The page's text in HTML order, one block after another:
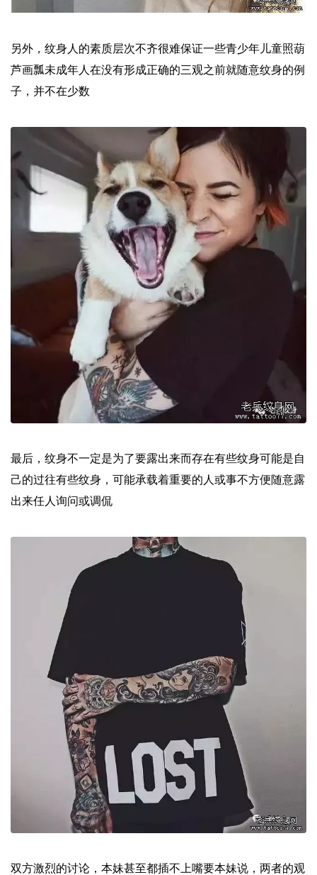
另外，纹身人的素质层次不齐很难保证一些青少年儿童照葫
芦画瓢未成年人在没有形成正确的三观之前就随意纹身的例
子，并不在少数
最后，纹身不一定是为了要露出来而存在有些纹身可能是自
己的过往有些纹身，可能承载着重要的人或事不方便随意露
出来任人询问或调侃
双方激烈的讨论，本妹甚至都插不上嘴要本妹说，两者的观